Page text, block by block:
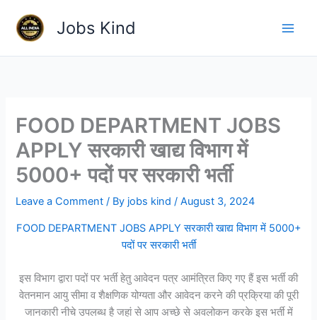
content
Jobs Kind
FOOD DEPARTMENT JOBS
APPLY सरकारी खाद्य विभाग में
5000+ पदों पर सरकारी भर्ती
Leave a Comment / By jobs kind/August 3, 2024
FOOD DEPARTMENT JOBS APPLY सरकारी खाद्य विभाग में 5000+
पदों पर सरकारी भर्ती
इस विभाग द्वारा पदों पर भर्ती हेतु आवेदन पत्र आमंत्रित किए गए हैं इस भर्ती की
वेतनमान आयु सीमा व शैक्षणिक योग्यता और आवेदन करने की प्रक्रिया की पूरी
जानकारी नीचे उपलब्ध है जहां से आप अच्छे से अवलोकन करके इस भर्ती में